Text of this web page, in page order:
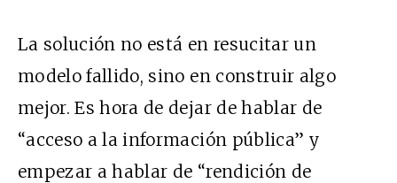
La solución no está en resucitar un
modelo fallido, sino en construir algo
mejor. Es hora de dejar de hablar de
“acceso a la información pública” y
empezar a hablar de “rendición de